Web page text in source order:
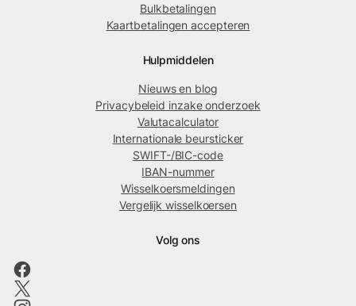
Bulkbetalingen
Kaartbetalingen accepteren
Hulpmiddelen
Nieuws en blog
Privacybeleid inzake onderzoek
Valutacalculator
Internationale beursticker
SWIFT-/BIC-code
IBAN-nummer
Wisselkoersmeldingen
Vergelijk wisselkoersen
Volg ons